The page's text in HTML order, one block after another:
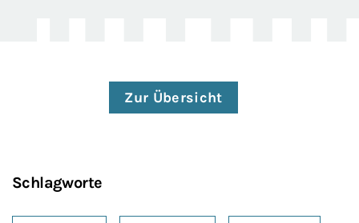
Zur Übersicht
Schlagworte